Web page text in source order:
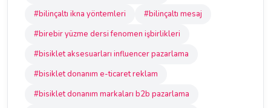
#bilinçaltı ikna yöntemleri
#bilinçaltı mesaj
#birebir yüzme dersi fenomen işbirlikleri
#bisiklet aksesuarları influencer pazarlama
#bisiklet donanım e-ticaret reklam
#bisiklet donanım markaları b2b pazarlama